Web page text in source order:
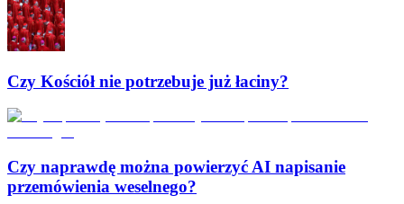
Czy Kościół nie potrzebuje już łaciny?
Czy naprawdę można powierzyć AI napisanie
przemówienia weselnego?